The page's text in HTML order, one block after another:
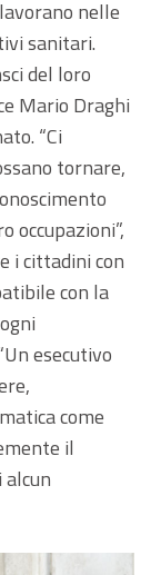
nelle
sanitari.
del loro
Mario Draghi
“Ci
tornare,
i cittadini con
con la
esecutivo
come
il
alcun